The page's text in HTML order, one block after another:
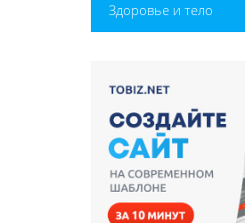
Здоровье и тело